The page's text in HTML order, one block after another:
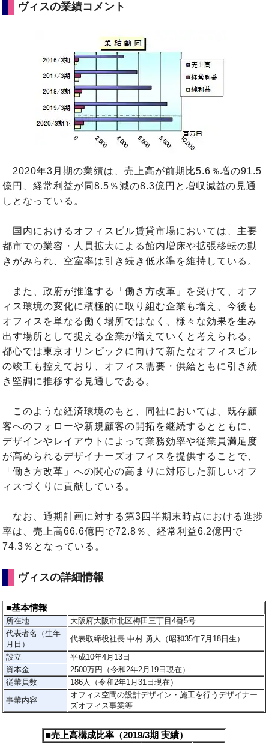
ヴィスの業績コメント
2020年3月期の業績は、売上高が前期比5.6％増の91.5
億円、経常利益が同8.5％減の8.3億円と増収減益の見通
しとなっている。
国内におけるオフィスビル賃貸市場においては、主要
都市での業容・人員拡大による館内増床や拡張移転の動
きがみられ、空室率は引き続き低水準を維持している。
また、政府が推進する「働き方改革」を受けて、オフ
ィス環境の変化に積極的に取り組む企業も増え、今後も
オフィスを単なる働く場所ではなく、様々な効果を生み
出す場所として捉える企業が増えていくと考えられる。
都心では東京オリンピックに向けて新たなオフィスビル
の竣工も控えており、オフィス需要・供給ともに引き続
き堅調に推移する見通しである。
このような経済環境のもと、同社においては、既存顧
客へのフォローや新規顧客の開拓を継続するとともに、
デザインやレイアウトによって業務効率や従業員満足度
が高められるデザイナーズオフィスを提供することで、
「働き方改革」への関心の高まりに対応した新しいオフ
ィスづくりに貢献している。
なお、通期計画に対する第3四半期末時点における進捗
率は、売上高66.6億円で72.8％、経常利益6.2億円で
74.3％となっている。
ヴィスの詳細情報
■基本情報
所在地
大阪府大阪市北区梅田三丁目4番5号
代表者名（生年
月日）
代表取締役社長 中村 勇人（昭和35年7月18日生）
設立
平成10年4月13日
資本金
2500万円（令和2年2月19日現在）
従業員数
186人（令和2年1月31日現在）
事業内容
オフィス空間の設計デザイン・施工を行うデザイナー
ズオフィス事業等
■売上高構成比率（2019/3期 実績）